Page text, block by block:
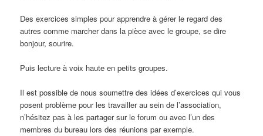
Des exercices simples pour apprendre à gérer le regard des
autres comme marcher dans la pièce avec le groupe, se dire
bonjour, sourire.
Puis lecture à voix haute en petits groupes.
Il est possible de nous soumettre des idées d’exercices qui vous
posent problème pour les travailler au sein de l’association,
n’hésitez pas à les partager sur le forum ou avec l’un des
membres du bureau lors des réunions par exemple.